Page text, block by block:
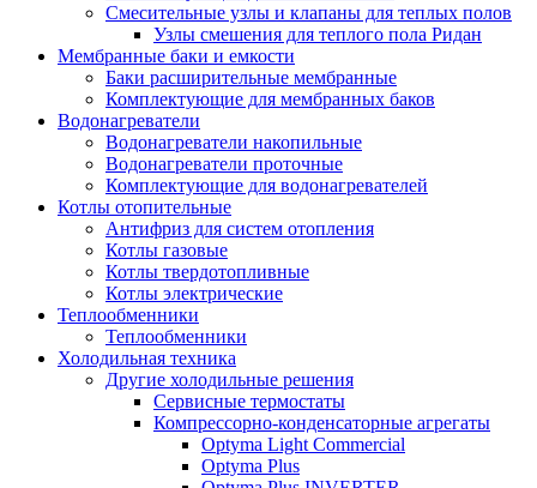
Смесительные узлы и клапаны для теплых полов
Узлы смешения для теплого пола Ридан
Мембранные баки и емкости
Баки расширительные мембранные
Комплектующие для мембранных баков
Водонагреватели
Водонагреватели накопильные
Водонагреватели проточные
Комплектующие для водонагревателей
Котлы отопительные
Антифриз для систем отопления
Котлы газовые
Котлы твердотопливные
Котлы электрические
Теплообменники
Теплообменники
Холодильная техника
Другие холодильные решения
Сервисные термостаты
Компрессорно-конденсаторные агрегаты
Optyma Light Commercial
Optyma Plus